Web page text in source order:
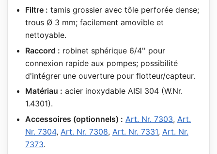
Filtre : tamis grossier avec tôle perforée dense;
trous Ø 3 mm; facilement amovible et
nettoyable.
Raccord : robinet sphérique 6/4'' pour
connexion rapide aux pompes; possibilité
d'intégrer une ouverture pour flotteur/capteur.
Matériau : acier inoxydable AISI 304 (W.Nr.
1.4301).
Accessoires (optionnels) : Art. Nr. 7303, Art.
Nr. 7304, Art. Nr. 7308, Art. Nr. 7331, Art. Nr.
7373.